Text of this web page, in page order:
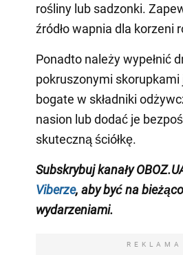
rośliny lub sadzonki.
źródło wapnia dla korzeni
Ponadto należy wypełnić
pokruszonymi
bogate w składniki
nasion lub dodać je
skuteczną ściółkę.
Subskrybuj kanały
Viberze, aby być na
wydarzeniami.
REKLAMA